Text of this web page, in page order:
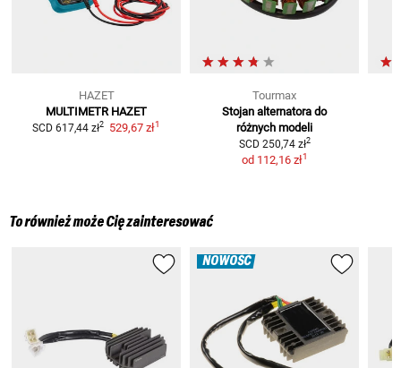
HAZET
MULTIMETR HAZET
SCD 617,44 zł2 529,67 zł1
Tourmax
Stojan alternatora do
różnych modeli
SCD 250,74 zł2
od 112,16 zł1
To również może Cię zainteresować
NOWOŚĆ